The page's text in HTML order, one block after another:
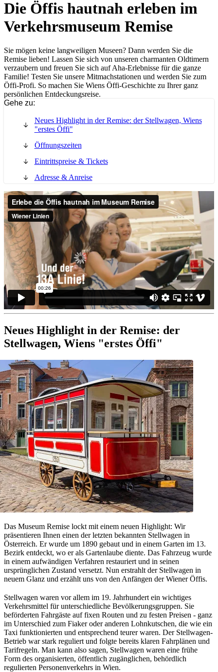
Die Öffis hautnah erleben im
Verkehrsmuseum Remise
Sie mögen keine langweiligen Museen? Dann werden Sie die
Remise lieben! Lassen Sie sich von unseren charmanten Oldtimern
verzaubern und freuen Sie sich auf Aha-Erlebnisse für die ganze
Familie! Testen Sie unsere Mitmachstationen und werden Sie zum
Öffi-Profi. So machen Sie Wiens Öffi-Geschichte zu Ihrer ganz
persönlichen Entdeckungsreise.
Gehe zu:
Neues Highlight in der Remise: der Stellwagen, Wiens
"erstes Öffi"
Öffnungszeiten
Eintrittspreise & Tickets
Adresse & Anreise
Neues Highlight in der Remise: der
Stellwagen, Wiens "erstes Öffi"
Das Museum Remise lockt mit einem neuen Highlight: Wir
präsentieren Ihnen einen der letzten bekannten Stellwagen in
Österreich. Er wurde um 1890 gebaut und in einem Garten im 13.
Bezirk entdeckt, wo er als Gartenlaube diente. Das Fahrzeug wurde
in einem aufwändigen Verfahren restauriert und in seinen
ursprünglichen Zustand versetzt. Nun erstrahlt der Stellwagen in
neuem Glanz und erzählt uns von den Anfängen der Wiener Öffis.
Stellwagen waren vor allem im 19. Jahrhundert ein wichtiges
Verkehrsmittel für unterschiedliche Bevölkerungsgruppen. Sie
beförderten Fahrgäste auf fixen Routen und zu festen Preisen - ganz
im Unterschied zum Fiaker oder anderen Lohnkutschen, die wie ein
Taxi funktionierten und entsprechend teurer waren. Der Stellwagen-
Betrieb war stark reguliert und folgte bereits klaren Fahrplänen und
Tarifregeln. Man kann also sagen, Stellwagen waren eine frühe
Form des organisierten, öffentlich zugänglichen, behördlich
regulierten Personenverkehrs in Wien.